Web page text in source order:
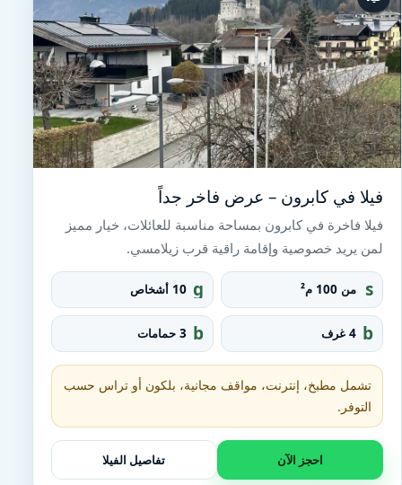
فيلا في كابرون – عرض فاخر جداً
فيلا فاخرة في كابرون بمساحة مناسبة للعائلات، خيار مميز
لمن يريد خصوصية وإقامة راقية قرب زيلامسي.
s
q
u
a
r
fo
o
t
من 100 م² g
r
o
u
p
10 أشخاص
b
e
d
4 غرف b
at
h
t
3 حمامات
تشمل مطبخ، إنترنت، مواقف مجانية، بلكون أو تراس حسب
التوفر.
احجز الآن تفاصيل الفيلا